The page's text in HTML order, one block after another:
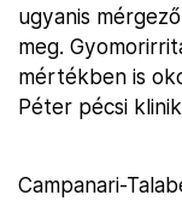
ugyanis
meg.
mértékben is
Péter pécsi
Campanari-